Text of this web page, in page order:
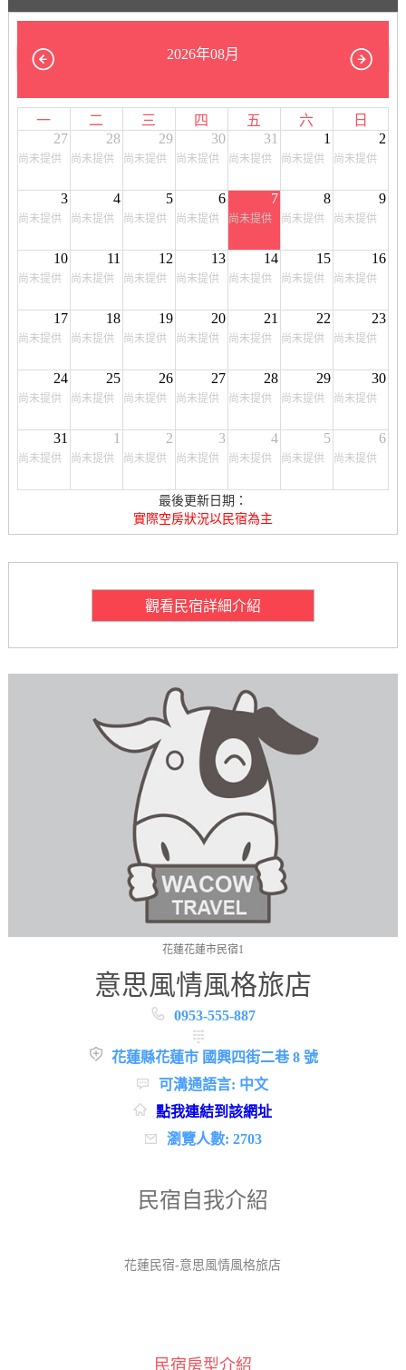
2026年08月
一 二 三 四 五 六
日
27
尚未提供
28
尚未提供
29
尚未提供
30
尚未提供
31
尚未提供
1
尚未提供
2
尚未提供
3
尚未提供
4
尚未提供
5
尚未提供
6
尚未提供
7
尚未提供
8
尚未提供
9
尚未提供
10
尚未提供
11
尚未提供
12
尚未提供
13
尚未提供
14
尚未提供
15
尚未提供
16
尚未提供
17
尚未提供
18
尚未提供
19
尚未提供
20
尚未提供
21
尚未提供
22
尚未提供
23
尚未提供
24
尚未提供
25
尚未提供
26
尚未提供
27
尚未提供
28
尚未提供
29
尚未提供
30
尚未提供
31
尚未提供
1
尚未提供
2
尚未提供
3
尚未提供
4
尚未提供
5
尚未提供
6
尚未提供
最後更新日期：
實際空房狀況以民宿為主
觀看民宿詳細介紹
花蓮花蓮市民宿1
意思風情風格旅店
0953-555-887
花蓮縣花蓮市 國興四街二巷 8 號
可溝通語言: 中文
點我連結到該網址
瀏覽人數: 2703
民宿自我介紹
花蓮民宿-意思風情風格旅店
民宿房型介紹